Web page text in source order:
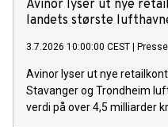
Avinor lyser ut nye
landets største
3.7.2026 10:00:00 CEST
Avinor lyser ut nye
Stavanger og Trondheim
verdi på over 4,5 milliarder